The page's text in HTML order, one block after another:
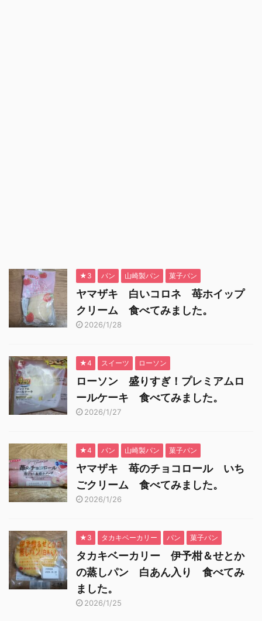
★3 パン 山崎製パン 菓子パン
ヤマザキ 白いコロネ 苺ホイップ
クリーム 食べてみました。
2026/1/28
★4 スイーツ ローソン
ローソン 盛りすぎ！プレミアムロ
ールケーキ 食べてみました。
2026/1/27
★4 パン 山崎製パン 菓子パン
ヤマザキ 苺のチョコロール いち
ごクリーム 食べてみました。
2026/1/26
★3 タカキベーカリー パン 菓子パン
タカキベーカリー 伊予柑＆せとか
の蒸しパン 白あん入り 食べてみ
ました。
2026/1/25